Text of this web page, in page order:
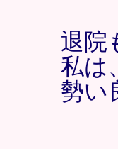
退院
私は
勢い